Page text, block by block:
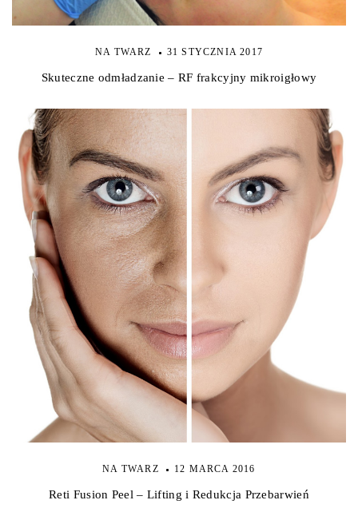
NA TWARZ 31 STYCZNIA 2017
Skuteczne odmładzanie – RF frakcyjny mikroigłowy
NA TWARZ 12 MARCA 2016
Reti Fusion Peel – Lifting i Redukcja Przebarwień